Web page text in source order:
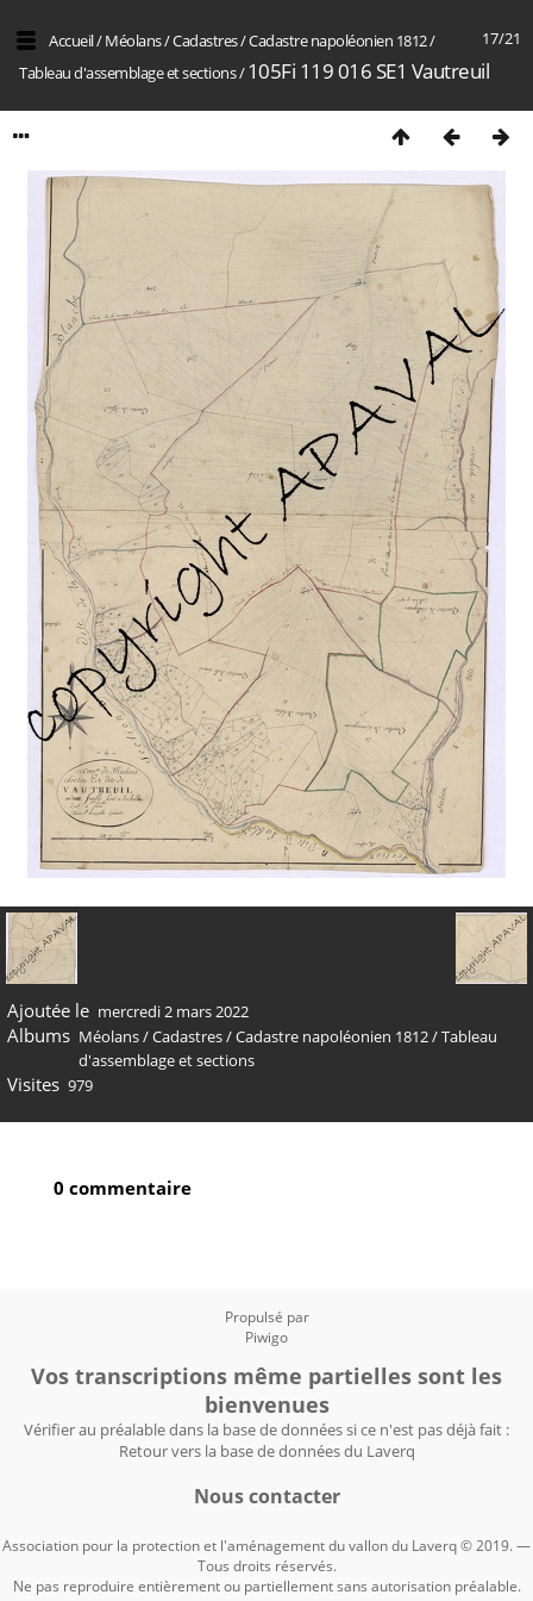
17/21
Accueil/Méolans/Cadastres/Cadastre napoléonien 1812/
Tableau d'assemblage et sections/105Fi 119 016 SE1 Vautreuil
Ajoutée le mercredi 2 mars 2022
Albums Méolans/Cadastres/Cadastre napoléonien 1812/Tableau
d'assemblage et sections
Visites 979
0 commentaire
Propulsé par
Piwigo
Vos transcriptions même partielles sont les
bienvenues
Vérifier au préalable dans la base de données si ce n'est pas déjà fait :
Retour vers la base de données du Laverq
Nous contacter
Association pour la protection et l'aménagement du vallon du Laverq © 2019. —
Tous droits réservés.
Ne pas reproduire entièrement ou partiellement sans autorisation préalable.